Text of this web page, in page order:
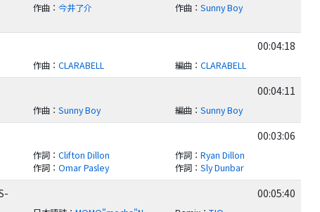
作曲 ：今井了介 作曲 ：Sunny Boy
00:04:18
作曲 ：CLARABELL 編曲 ：CLARABELL
00:04:11
作曲 ：Sunny Boy 編曲 ：Sunny Boy
00:03:06
作詞 ：Clifton Dillon 作詞 ：Ryan Dillon
作詞 ：Omar Pasley 作詞 ：Sly Dunbar
00:05:40